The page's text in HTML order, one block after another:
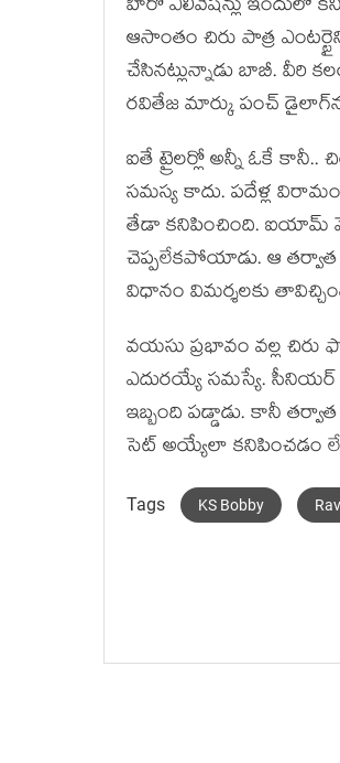
హీరో ఎలివేషన్లు ఇందులో
ఆసాంతం చిరు పాత్ర
చేసినట్లున్నాడు బాబీ. వీరి
రవితేజ మార్కు పంచ్
ఐతే ట్రైలర్లో అన్నీ ఓకే
సమస్య కాదు. పదేళ్ల
తేడా కనిపించింది. ఐయామ్
చెప్పలేకపోయాడు. ఆ తర్వాత
విధానం విమర్శలకు
వయసు ప్రభావం వల్ల చిరు
ఎదురయ్యే సమస్యే.
ఇబ్బంది పడ్డాడు. కానీ
సెట్ అయ్యేలా కనిపించడం
Tags KS Bobby